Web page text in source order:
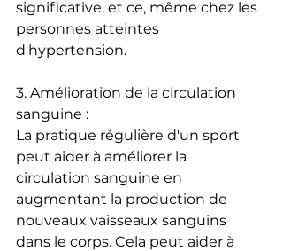
significative, et ce, même chez les
personnes atteintes
d'hypertension.
3. Amélioration de la circulation
sanguine :
La pratique régulière d'un sport
peut aider à améliorer la
circulation sanguine en
augmentant la production de
nouveaux vaisseaux sanguins
dans le corps. Cela peut aider à